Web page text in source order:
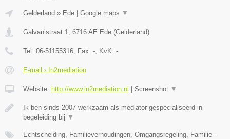
Gelderland » Ede Google maps ▼
Galvanistraat 1 6716 AE Ede (Gelderland)
Tel: 06-51155316 , Fax: - , KvK: -
E-mail › In2mediation
Website: http://www.in2mediation.nl Screenshot ▼
Ik ben sinds 2007 werkzaam als mediator gespecialiseerd in
begeleiding bij ▼
Echtscheiding, Familieverhoudingen, Omgangsregeling, Familie -